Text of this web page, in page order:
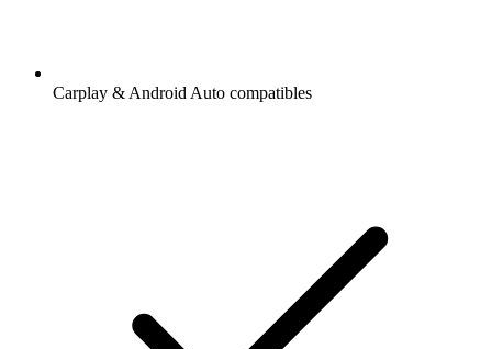
Carplay & Android Auto compatibles